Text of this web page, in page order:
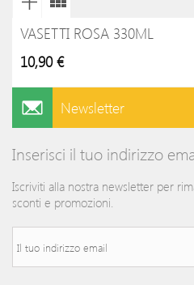
VASETTI ROSA 330ML
10,90 €
Newsletter
Inserisci il tuo indirizzo
Iscriviti alla nostra newsletter per
sconti e promozioni.